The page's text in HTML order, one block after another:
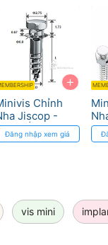
+
Chỉnh
Jiscop -
Ốc Xoắn
Đăng nhập xem giá
vis mini